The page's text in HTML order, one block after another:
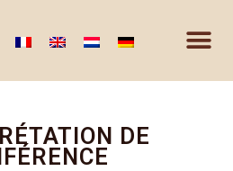
DE